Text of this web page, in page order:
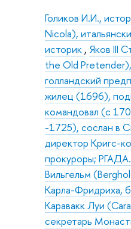
Голиков И.И.,
Nicola),
историк , Яков III
the Old
голландский
жилец (1696),
командовал (с
-1725), сослан в
директор Кригс-
прокуроры;
Вильгельм
Карла-Фридриха,
Каравакк Луи
секретарь